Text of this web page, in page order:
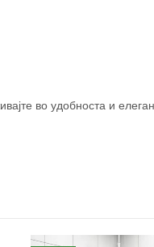
во удобноста и